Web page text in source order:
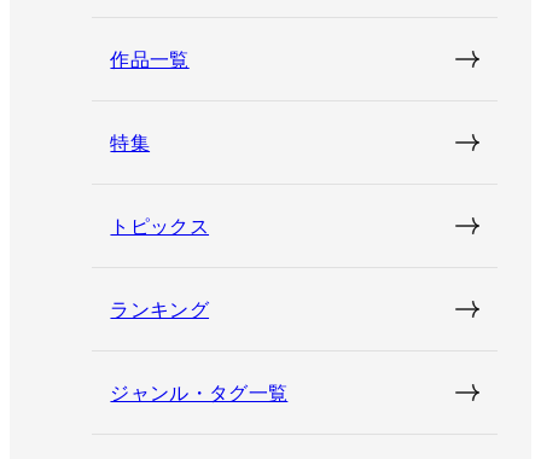
作品一覧
特集
トピックス
ランキング
ジャンル・タグ一覧